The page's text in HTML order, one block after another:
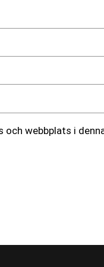
webbplats i